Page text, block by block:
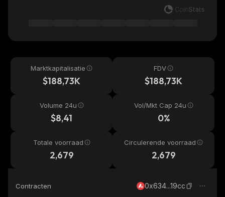
Marktkapitalisatie
$188,73K
FDV
$188,73K
Volume 24u
$8,41
Vol/Mkt Cap 24u
0%
Totale voorraad
2,679
Circulerende voorraad
2,679
Contracten 0x634...19cc